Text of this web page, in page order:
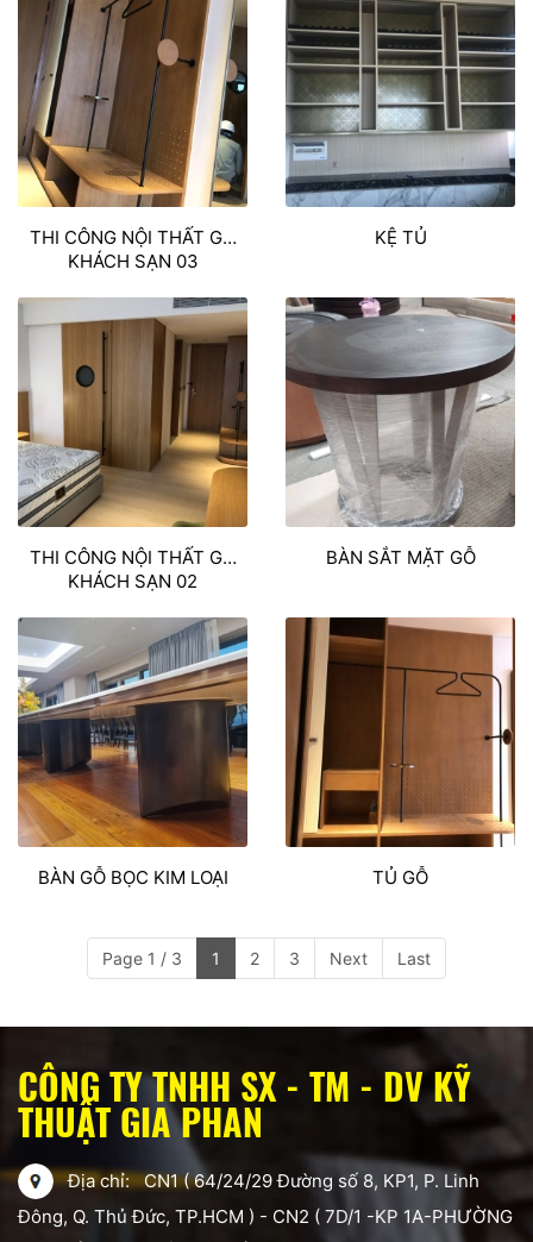
THI CÔNG NỘI THẤT GỖ
KHÁCH SẠN 03
KỆ TỦ
THI CÔNG NỘI THẤT GỖ
KHÁCH SẠN 02
BÀN SẮT MẶT GỖ
BÀN GỖ BỌC KIM LOẠI TỦ GỖ
Page 1 / 3 1 2 3 Next Last
CÔNG TY TNHH SX - TM - DV KỸ
THUẬT GIA PHAN
Địa chỉ: CN1 ( 64/24/29 Đường số 8, KP1, P. Linh
Đông, Q. Thủ Đức, TP.HCM ) - CN2 ( 7D/1 -KP 1A-PHƯỜNG